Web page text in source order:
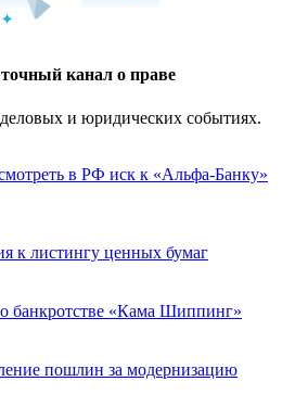
канал о праве
и юридических событиях.
в РФ иск к «Альфа-Банку»
к листингу ценных бумаг
банкротстве «Кама Шиппинг»
пошлин за модернизацию